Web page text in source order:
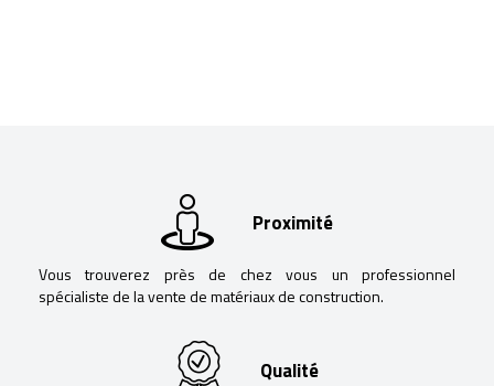
Proximité
Vous trouverez près de chez vous un professionnel
spécialiste de la vente de matériaux de construction.
Qualité